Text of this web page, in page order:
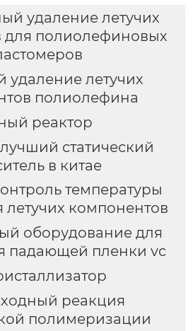
удаление летучих
для полиолефиновых
удаление летучих
полиолефина
реактор
статический
в китае
температуры
летучих компонентов
оборудование для
падающей пленки vc
реакция
полимеризации